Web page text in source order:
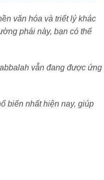
văn hóa và triết lý khác
phái này, bạn có thể
vẫn đang được ứng
biến nhất hiện nay, giúp